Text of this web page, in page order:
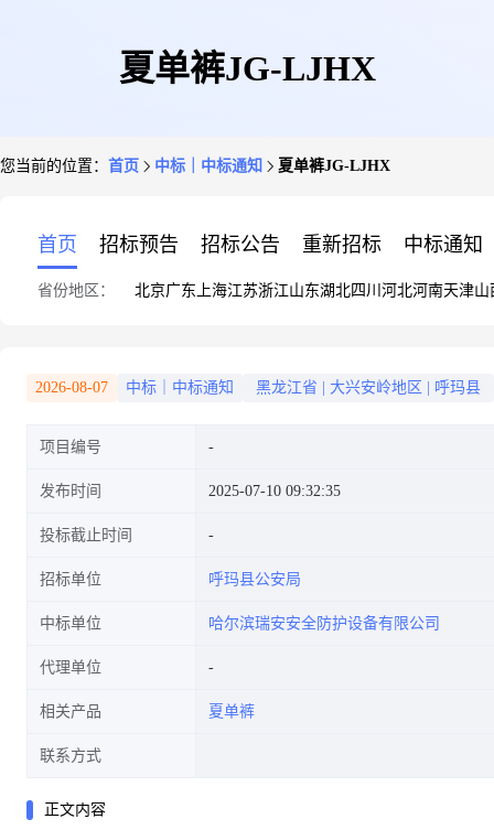
夏单裤JG-LJHX
您当前的位置： 首页 中标｜中标通知 夏单裤JG-LJHX
首页 招标预告 招标公告 重新招标 中标通知
省份地区： 北京广东 上海江苏浙江山东湖北四川 河北河南天津山
2026-08-07 中标｜中标通知 黑龙江省 大兴安岭地区 呼玛县
项目编号
发布时间 2025-07-10 09:32:35
投标截止时间
招标单位 呼玛县公安局
中标单位 哈尔滨瑞安安全防护设备有限公司
代理单位
相关产品 夏单裤
联系方式
正文内容